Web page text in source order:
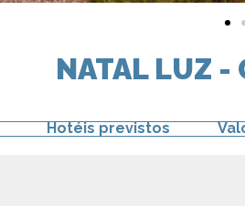
NATAL LUZ -
Hotéis previstos